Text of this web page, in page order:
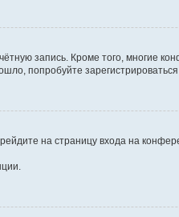
запись. Кроме того, многие
попробуйте зарегистрироваться
на страницу входа на